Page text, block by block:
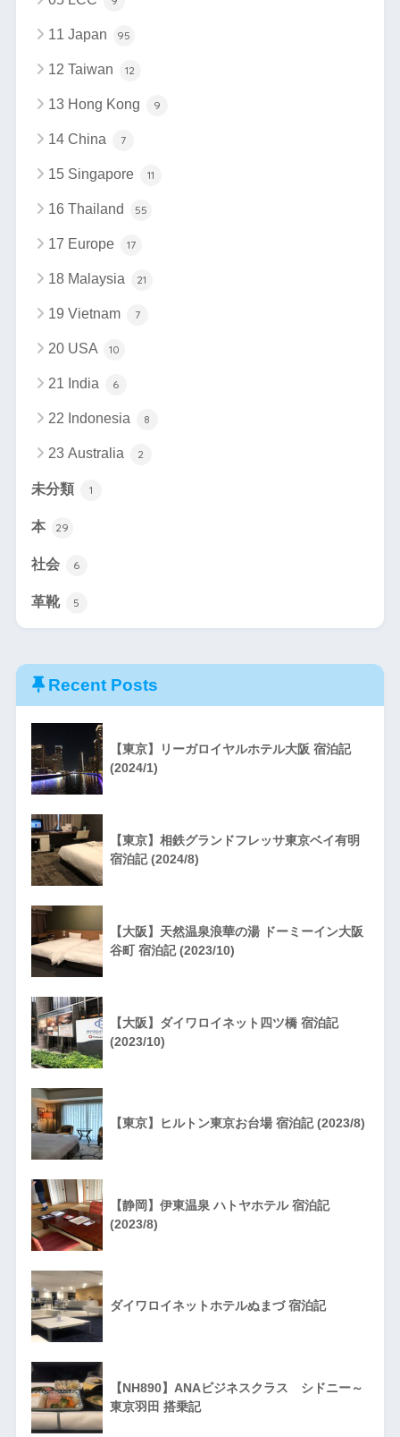
11 Japan 95
12 Taiwan 12
13 Hong Kong 9
14 China 7
15 Singapore 11
16 Thailand 55
17 Europe 17
18 Malaysia 21
19 Vietnam 7
20 USA 10
21 India 6
22 Indonesia 8
23 Australia 2
未分類 1
本 29
社会 6
革靴 5
Recent Posts
【東京】リーガロイヤルホテル大阪 宿泊記
(2024/1)
【東京】相鉄グランドフレッサ東京ベイ有明
宿泊記 (2024/8)
【大阪】天然温泉浪華の湯 ドーミーイン大阪
谷町 宿泊記 (2023/10)
【大阪】ダイワロイネット四ツ橋 宿泊記
(2023/10)
【東京】ヒルトン東京お台場 宿泊記 (2023/8)
【静岡】伊東温泉 ハトヤホテル 宿泊記
(2023/8)
ダイワロイネットホテルぬまづ 宿泊記
【NH890】ANAビジネスクラス シドニー～
東京羽田 搭乗記